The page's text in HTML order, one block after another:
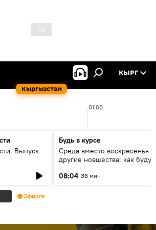
Кыргызстан
КЫРГ
01:00
Выпуск
Будь в курсе
Среда вместо воскресенья и
другие новшества: как будут
08:04 38 мин
Эфирге